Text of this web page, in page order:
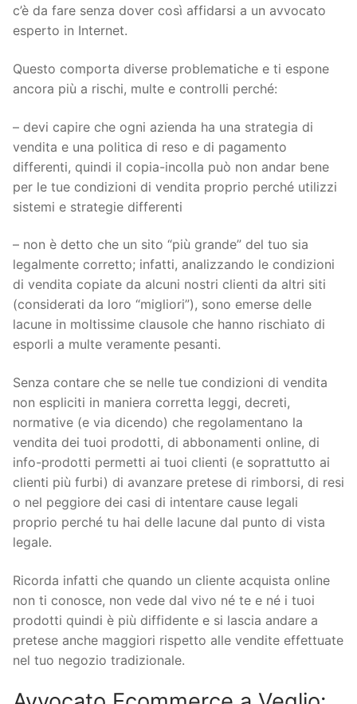
c’è da fare senza dover così affidarsi a un avvocato
esperto in Internet.
Questo comporta diverse problematiche e ti espone
ancora più a rischi, multe e controlli perché:
– devi capire che ogni azienda ha una strategia di
vendita e una politica di reso e di pagamento
differenti, quindi il copia-incolla può non andar bene
per le tue condizioni di vendita proprio perché utilizzi
sistemi e strategie differenti
– non è detto che un sito “più grande” del tuo sia
legalmente corretto; infatti, analizzando le condizioni
di vendita copiate da alcuni nostri clienti da altri siti
(considerati da loro “migliori”), sono emerse delle
lacune in moltissime clausole che hanno rischiato di
esporli a multe veramente pesanti.
Senza contare che se nelle tue condizioni di vendita
non espliciti in maniera corretta leggi, decreti,
normative (e via dicendo) che regolamentano la
vendita dei tuoi prodotti, di abbonamenti online, di
info-prodotti permetti ai tuoi clienti (e soprattutto ai
clienti più furbi) di avanzare pretese di rimborsi, di resi
o nel peggiore dei casi di intentare cause legali
proprio perché tu hai delle lacune dal punto di vista
legale.
Ricorda infatti che quando un cliente acquista online
non ti conosce, non vede dal vivo né te e né i tuoi
prodotti quindi è più diffidente e si lascia andare a
pretese anche maggiori rispetto alle vendite effettuate
nel tuo negozio tradizionale.